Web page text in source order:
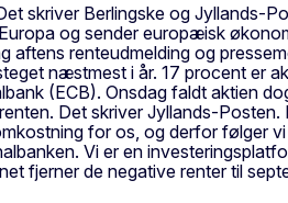
skriver Berlingske og
og sender europæisk
renteudmelding og
næstmest i år. 17 procent er
(ECB). Onsdag faldt aktien
Det skriver Jyllands-
for os, og derfor følger
Vi er en
fjerner de negative renter til